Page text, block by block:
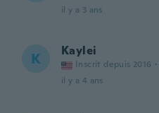
il y a 3 ans
K Kaylei
Inscrit depuis 2016 ·
il y a 4 ans